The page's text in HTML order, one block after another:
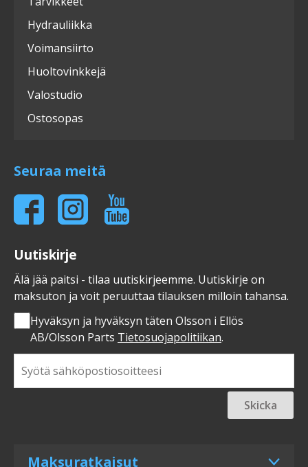
Hydrauliikka
Voimansiirto
Huoltovinkkejä
Valostudio
Ostosopas
Seuraa meitä
Uutiskirje
Älä jää paitsi - tilaa uutiskirjeemme. Uutiskirje on
maksuton ja voit peruuttaa tilauksen milloin tahansa.
Hyväksyn ja hyväksyn täten Olsson i Ellös
AB/Olsson Parts Tietosuojapolitiikan.
Skicka
Maksuratkaisut